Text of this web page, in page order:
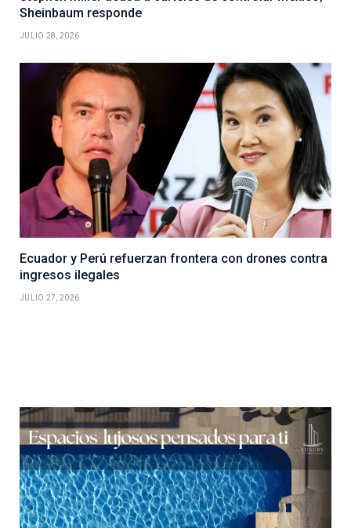
Sheinbaum responde
JULIO 28, 2026
Ecuador y Perú refuerzan frontera con drones contra
ingresos ilegales
JULIO 27, 2026